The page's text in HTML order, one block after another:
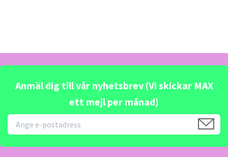
Anmäl dig till vår nyhetsbrev (Vi skickar MAX
ett mejl per månad)